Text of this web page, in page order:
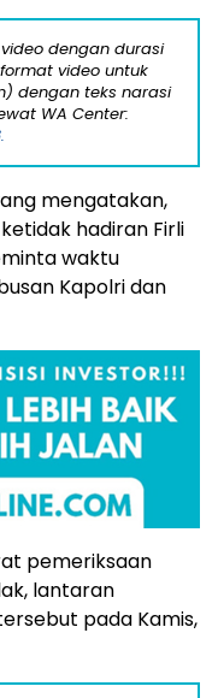
dengan durasi
video untuk
dengan teks narasi
WA Center:
mengatakan,
hadiran Firli
waktu
Kapolri dan
pemeriksaan
lantaran
pada Kamis,